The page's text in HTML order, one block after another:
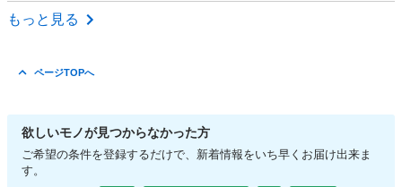
大阪 柏原市
もっと見る
ページTOPへ
欲しいモノが見つからなかった方
ご希望の条件を登録するだけで、新着情報をいち早くお届け出来ま
す。